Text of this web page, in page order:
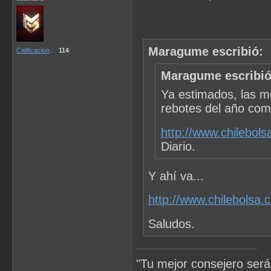
Calificacion : 114
Maragume escribió:
Maragume
Ya estimados, las
rebotes del año
http://
Diario.
Y ahí va...
http://
Saludos.
"Tu mejor consejero